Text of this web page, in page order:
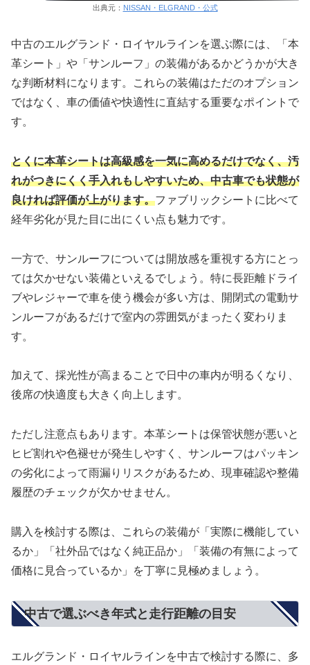
出典元： NISSAN・ELGRAND・公式
中古のエルグランド・ロイヤルラインを選ぶ際には、「本
革シート」や「サンルーフ」の装備があるかどうかが大き
な判断材料になります。これらの装備はただのオプション
ではなく、車の価値や快適性に直結する重要なポイントで
す。
とくに本革シートは高級感を一気に高めるだけでなく、汚
れがつきにくく手入れもしやすいため、中古車でも状態が
良ければ評価が上がります。ファブリックシートに比べて
経年劣化が見た目に出にくい点も魅力です。
一方で、サンルーフについては開放感を重視する方にとっ
ては欠かせない装備といえるでしょう。特に長距離ドライ
ブやレジャーで車を使う機会が多い方は、開閉式の電動サ
ンルーフがあるだけで室内の雰囲気がまったく変わりま
す。
加えて、採光性が高まることで日中の車内が明るくなり、
後席の快適度も大きく向上します。
ただし注意点もあります。本革シートは保管状態が悪いと
ヒビ割れや色褪せが発生しやすく、サンルーフはパッキン
の劣化によって雨漏りリスクがあるため、現車確認や整備
履歴のチェックが欠かせません。
購入を検討する際は、これらの装備が「実際に機能してい
るか」「社外品ではなく純正品か」「装備の有無によって
価格に見合っているか」を丁寧に見極めましょう。
中古で選ぶべき年式と走行距離の目安
エルグランド・ロイヤルラインを中古で検討する際に、多